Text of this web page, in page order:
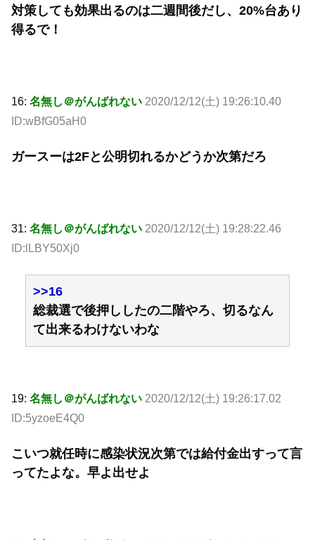
対策しても効果出るのは二週間後だし、20%台あり
得るで！
16: 名無し＠がんばれない 2020/12/12(土) 19:26:10.40
ID:wBfG05aH0
ガースーは2Fと公明切れるかどうか次第だろ
31: 名無し＠がんばれない 2020/12/12(土) 19:28:22.46
ID:lLBY50Xj0
>>16
総裁選で後押ししたの二階やろ、切るなん
て出来るわけないわな
19: 名無し＠がんばれない 2020/12/12(土) 19:26:17.02
ID:5yzoeE4Q0
こいつ就任時に感染状況次第では給付金出すって言
ってたよな。早よ出せよ